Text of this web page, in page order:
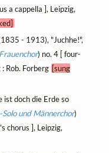
a cappella ], Leipzig,
- 1913), "Juchhe!",
) no. 4 [ four-
Rob. Forberg [sung
doch die Erde so
und Männerchor)
chorus ], Leipzig,